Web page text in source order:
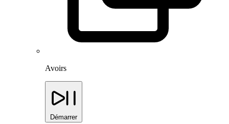
Avoirs
Démarrer